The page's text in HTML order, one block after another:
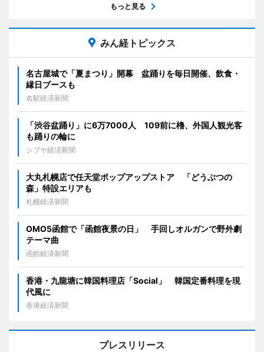
もっと見る
みん経トピックス
名古屋城で「夏まつり」開幕 盆踊りを毎日開催、飲食・
縁日ブースも
名駅経済新聞
「渋谷盆踊り」に6万7000人 109前に櫓、外国人観光客
も踊りの輪に
シブヤ経済新聞
大丸札幌店で任天堂ポップアップストア 「どうぶつの
森」特設エリアも
札幌経済新聞
OMO5函館で「函館夜景の日」 手回しオルガンで野外劇
テーマ曲
函館経済新聞
香港・九龍塘に韓国料理店「Social」 韓国定番料理を現
代風に
香港経済新聞
プレスリリース